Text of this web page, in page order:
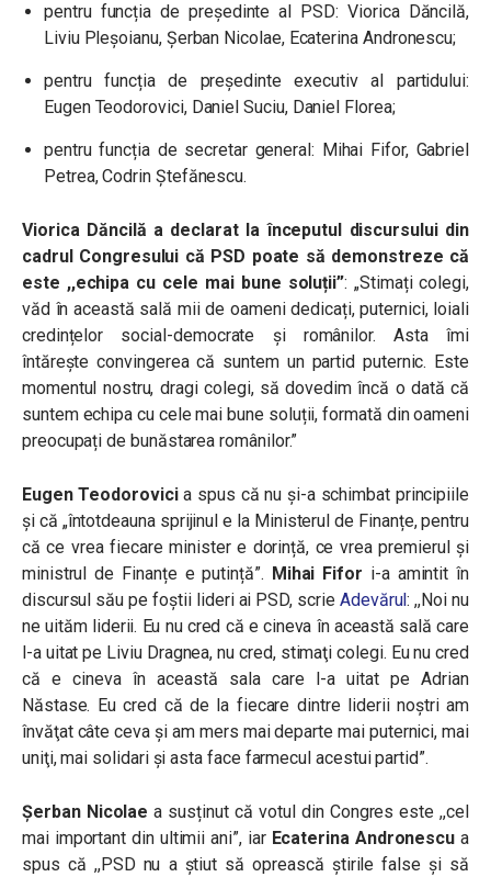
pentru funcția de președinte al PSD: Viorica Dăncilă,
Liviu Pleșoianu, Șerban Nicolae, Ecaterina Andronescu;
pentru funcția de președinte executiv al partidului:
Eugen Teodorovici, Daniel Suciu, Daniel Florea;
pentru funcția de secretar general: Mihai Fifor, Gabriel
Petrea, Codrin Ștefănescu.
Viorica Dăncilă a declarat la începutul discursului din
cadrul Congresului că PSD poate să demonstreze că
este ,,echipa cu cele mai bune soluții”: „Stimați colegi,
văd în această sală mii de oameni dedicați, puternici, loiali
credințelor social-democrate și românilor. Asta îmi
întărește convingerea că suntem un partid puternic. Este
momentul nostru, dragi colegi, să dovedim încă o dată că
suntem echipa cu cele mai bune soluții, formată din oameni
preocupați de bunăstarea românilor.”
Eugen Teodorovicia spus că nu și-a schimbat principiile
și că „întotdeauna sprijinul e la Ministerul de Finanțe, pentru
că ce vrea fiecare minister e dorință, ce vrea premierul și
ministrul de Finanțe e putință”. Mihai Fifor i-a amintit în
discursul său pe foștii lideri ai PSD, scrie Adevărul: ,,Noi nu
ne uităm liderii. Eu nu cred că e cineva în această sală care
l-a uitat pe Liviu Dragnea, nu cred, stimaţi colegi. Eu nu cred
că e cineva în această sala care l-a uitat pe Adrian
Năstase. Eu cred că de la fiecare dintre liderii noştri am
învăţat câte ceva şi am mers mai departe mai puternici, mai
uniţi, mai solidari şi asta face farmecul acestui partid”.
Șerban Nicolae a susținut că votul din Congres este ,,cel
mai important din ultimii ani”, iar Ecaterina Andronescu a
spus că ,,PSD nu a ştiut să oprească ştirile false şi să